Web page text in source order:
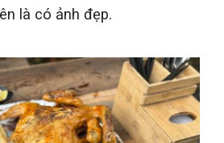
là có ảnh đẹp.